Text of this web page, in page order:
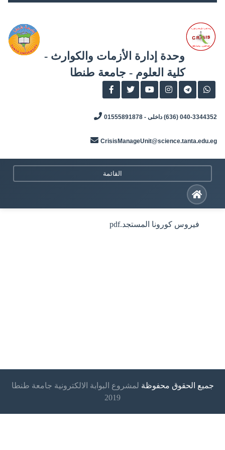
content
وحدة إدارة الأزمات والكوارث -
كلية العلوم - جامعة طنطا
040-3344352 (636) داخلى - 01555891878
CrisisManageUnit@science.tanta.edu.eg
القائمة
فيروس كورونا المستجد.pdf
جميع الحقوق محفوظة لمشروع البوابة الالكترونية جامعة طنطا
2019